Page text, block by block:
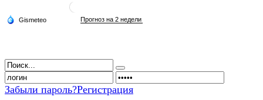
Забыли пароль?Регистрация